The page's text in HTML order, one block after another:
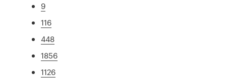
9
116
448
1856
1126